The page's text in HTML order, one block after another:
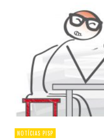
NOTÍCIAS PISP